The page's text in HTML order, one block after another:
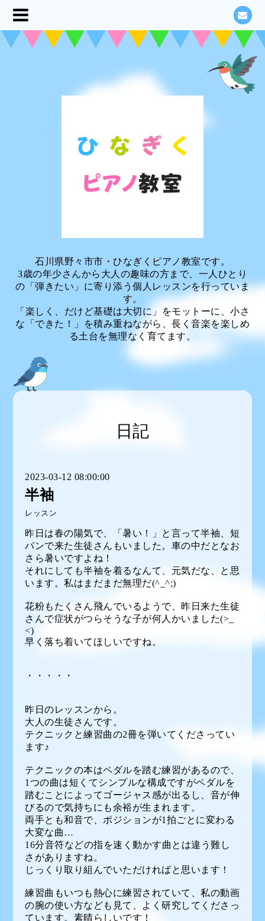
石川県野々市市・ひなぎくピアノ教室です。
3歳の年少さんから大人の趣味の方まで、一人ひとり
の「弾きたい」に寄り添う個人レッスンを行っていま
す。
「楽しく、だけど基礎は大切に」をモットーに、小さ
な「できた！」を積み重ねながら、長く音楽を楽しめ
る土台を無理なく育てます。
日記
2023-03-12 08:00:00
半袖
レッスン
昨日は春の陽気で、「暑い！」と言って半袖、短
パンで来た生徒さんもいました。車の中だとなお
さら暑いですよね！
それにしても半袖を着るなんて、元気だな、と思
います。私はまだまだ無理だ(^_^;)
花粉もたくさん飛んでいるようで、昨日来た生徒
さんで症状がつらそうな子が何人かいました(>_
<)
早く落ち着いてほしいですね。
・・・・・
昨日のレッスンから。
大人の生徒さんです。
テクニックと練習曲の2冊を弾いてくださってい
ます♪
テクニックの本はペダルを踏む練習があるので、
1つの曲は短くてシンプルな構成ですがペダルを
踏むことによってゴージャス感が出るし、音が伸
びるので気持ちにも余裕が生まれます。
両手とも和音で、ポジションが1拍ごとに変わる
大変な曲…
16分音符などの指を速く動かす曲とは違う難し
さがありますね。
じっくり取り組んでいただければと思います！
練習曲もいつも熱心に練習されていて、私の動画
の腕の使い方なども見て、よく研究してくださっ
ています。素晴らしいです！